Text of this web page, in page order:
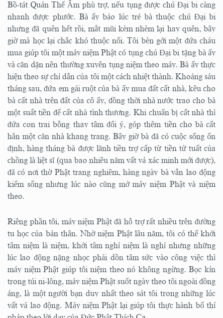
Bồ-tát Quán Thế Âm phù trợ, nếu tụng được chú Đại bi càng
nhanh được phước. Bà ấy bảo lúc trẻ bà thuộc chú Đại bi
nhưng đã quên hết rồi, mắt mũi kèm nhèm lại hay quên, bây
giờ mà học lại chắc khó thuộc nổi. Tôi bèn gởi một đứa cháu
mua giúp tôi một máy niệm Phật có tụng chú Đại bi tặng bà ấy
và căn dặn nên thường xuyên tụng niệm theo máy. Bà ấy thực
hiện theo sự chỉ dẫn của tôi một cách nhiệt thành. Khoảng sáu
tháng sau, đứa em gái ruột của bà ấy mua đất cất nhà, kêu cho
bà cất nhà trên đất của cô ấy, đồng thời nhà nước trao cho bà
một suất tiền để cất nhà tình thương. Khi chuẩn bị cất nhà thì
đứa con trai bỗng thay tâm đổi ý, góp thêm tiền cho bà cất
hẳn một căn nhà khang trang. Bây giờ bà đã có cuộc sống ổn
định, hàng tháng bà được lãnh tiền trợ cấp từ tiền tử tuất của
chồng là liệt sĩ (qua bao nhiêu năm vất vả xác minh mới được),
đã có nơi thờ Phật trang nghiêm, hàng ngày bà vẫn lao động
kiếm sống nhưng lúc nào cũng mở máy niệm Phật và niệm
theo.
Riêng phần tôi, máy niệm Phật đã hỗ trợ rất nhiều trên đường
tu học của bản thân. Nhờ niệm Phật lâu năm, tôi có thể khởi
tâm niệm là niệm, khởi tâm nghỉ niệm là nghỉ nhưng những
lúc lao động nặng nhọc phải dồn tâm sức vào công việc thì
máy niệm Phật giúp tôi niệm theo nó không ngừng. Bọc kín
trong túi ni-lông, máy niệm Phật suốt ngày theo tôi ngoài đồng
áng, là một người bạn duy nhất theo sát tôi trong những lúc
vất vả lao động. Máy niệm Phật lại giúp tôi thực hành bố thí